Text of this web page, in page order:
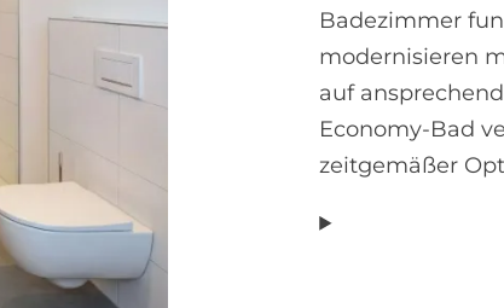
Badezimmer
modernisieren
auf
Economy-Bad
zeitgemäßer